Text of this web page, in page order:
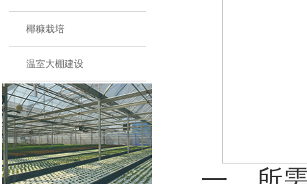
椰糠栽培
温室大棚建设